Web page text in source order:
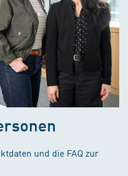
und die FAQ zur